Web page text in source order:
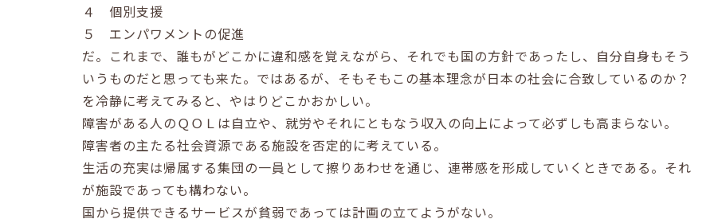
４ 個別支援
５ エンパワメントの促進
だ。これまで、誰もがどこかに違和感を覚えながら、それでも国の方針であったし、自分自身もそう
いうものだと思っても来た。ではあるが、そもそもこの基本理念が日本の社会に合致しているのか？
を冷静に考えてみると、やはりどこかおかしい。
障害がある人のＱＯＬは自立や、就労やそれにともなう収入の向上によって必ずしも高まらない。
障害者の主たる社会資源である施設を否定的に考えている。
生活の充実は帰属する集団の一員として擦りあわせを通じ、連帯感を形成していくときである。それ
が施設であっても構わない。
国から提供できるサービスが貧弱であっては計画の立てようがない。